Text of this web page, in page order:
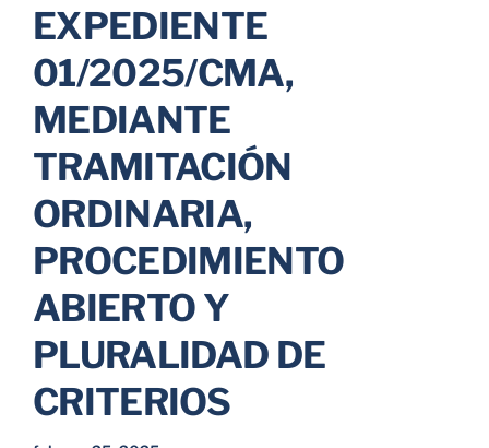
Promociones
EXPEDIENTE
01/2025/CMA,
MEDIANTE
TRAMITACIÓN
ORDINARIA,
PROCEDIMIENTO
ABIERTO Y
PLURALIDAD DE
CRITERIOS